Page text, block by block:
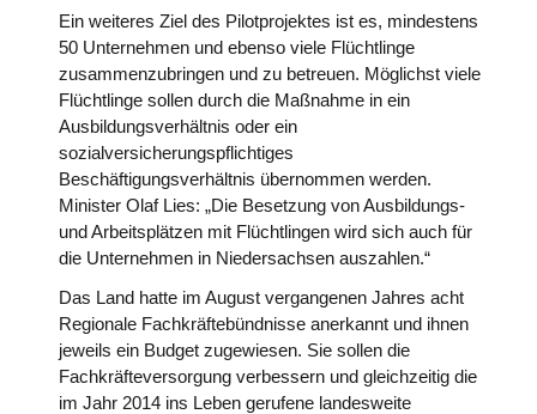
Ein weiteres Ziel des Pilotprojektes ist es, mindestens
50 Unternehmen und ebenso viele Flüchtlinge
zusammenzubringen und zu betreuen. Möglichst viele
Flüchtlinge sollen durch die Maßnahme in ein
Ausbildungsverhältnis oder ein
sozialversicherungspflichtiges
Beschäftigungsverhältnis übernommen werden.
Minister Olaf Lies: „Die Besetzung von Ausbildungs-
und Arbeitsplätzen mit Flüchtlingen wird sich auch für
die Unternehmen in Niedersachsen auszahlen.“
Das Land hatte im August vergangenen Jahres acht
Regionale Fachkräftebündnisse anerkannt und ihnen
jeweils ein Budget zugewiesen. Sie sollen die
Fachkräfteversorgung verbessern und gleichzeitig die
im Jahr 2014 ins Leben gerufene landesweite